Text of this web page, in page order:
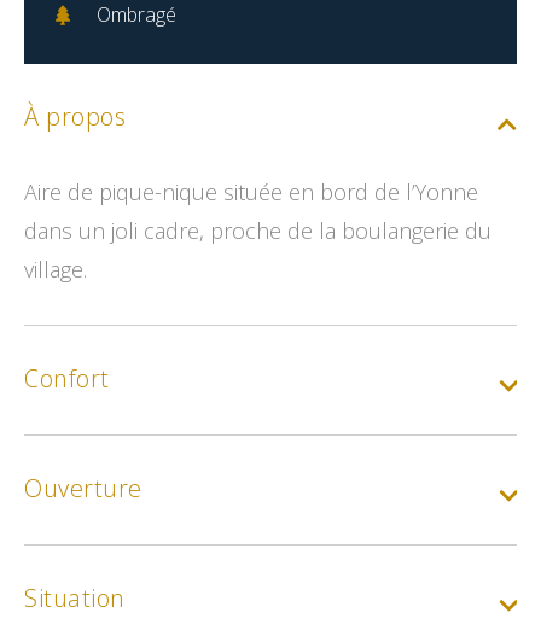
Ombragé
À propos
Aire de pique-nique située en bord de l’Yonne
dans un joli cadre, proche de la boulangerie du
village.
Confort
Ouverture
Situation